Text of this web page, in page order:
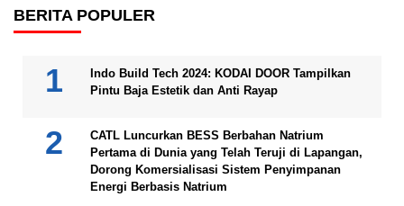
BERITA POPULER
Indo Build Tech 2024: KODAI DOOR Tampilkan
Pintu Baja Estetik dan Anti Rayap
CATL Luncurkan BESS Berbahan Natrium
Pertama di Dunia yang Telah Teruji di Lapangan,
Dorong Komersialisasi Sistem Penyimpanan
Energi Berbasis Natrium